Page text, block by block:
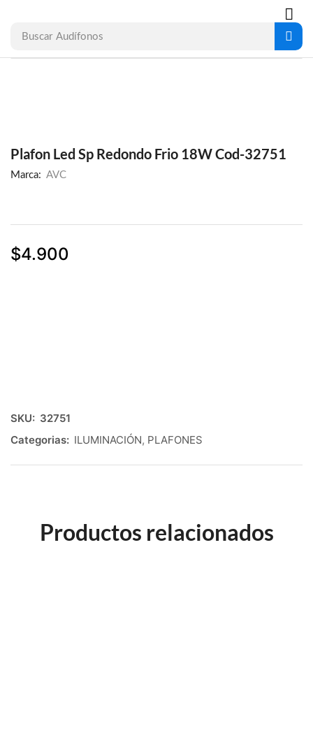
Buscar Audífonos
Plafon Led Sp Redondo Frio 18W Cod-32751
Marca: AVC
$4.900
SKU: 32751
Categorias: ILUMINACIÓN, PLAFONES
Productos relacionados